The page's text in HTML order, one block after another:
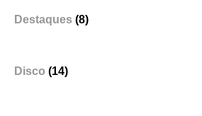
Destaques (8)
Disco (14)